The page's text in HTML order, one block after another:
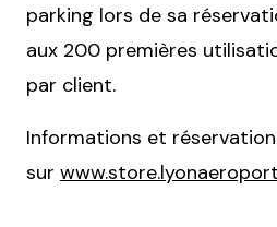
parking lors de sa
aux 200 premières
par client.
Informations et
sur